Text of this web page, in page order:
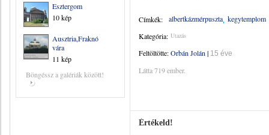
Esztergom
10 kép
Ausztria,Fraknó
vára
11 kép
Böngéssz a galériák között!
Címkék: albertkázmérpuszta kegytemplom
Kategória: Utazás
Feltöltötte:Orbán Jolán | 15 éve
Látta 719 ember.
Értékeld!